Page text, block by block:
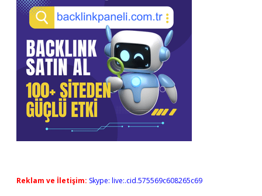
Reklam ve İletişim: Skype: live:.cid.575569c608265c69